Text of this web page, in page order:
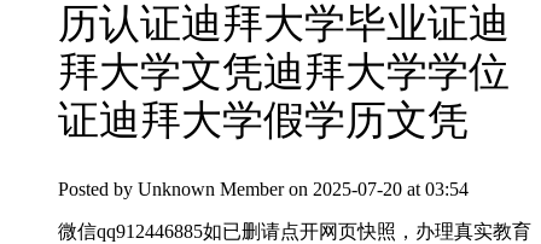
历认证迪拜大学毕业证迪
拜大学文凭迪拜大学学位
证迪拜大学假学历文凭
Posted by Unknown Member on 2025-07-20 at 03:54
微信qq912446885如已删请点开网页快照，办理真实教育